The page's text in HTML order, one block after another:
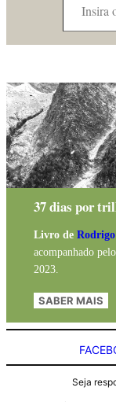
37 dias por
Livro de
acompanhado
2023.
SABER MAIS
Seja